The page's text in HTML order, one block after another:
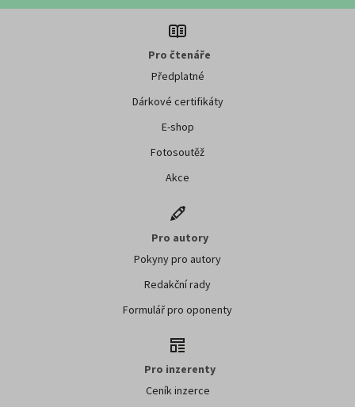
Pro čtenáře
Předplatné
Dárkové certifikáty
E-shop
Fotosoutěž
Akce
Pro autory
Pokyny pro autory
Redakční rady
Formulář pro oponenty
Pro inzerenty
Ceník inzerce